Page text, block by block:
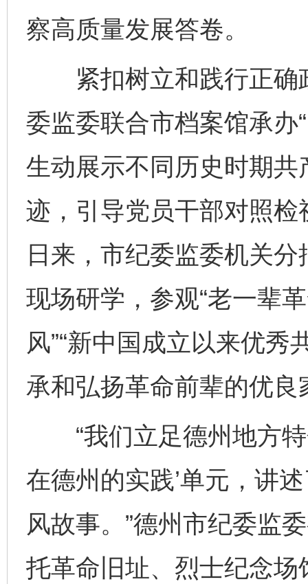
察高质量发展答卷。
紧扣树立和践行正确
委监委联合市档案馆承办
生动展示不同历史时期
迹，引导党员干部对照
日来，市纪委监委机关
现场研学，参观“老一辈
风”“新中国成立以来优秀
承和弘扬革命前辈的优良
“我们立足德州地方特
在德州的实践’单元，讲
风故事。”德州市纪委监
托革命旧址、烈士纪念